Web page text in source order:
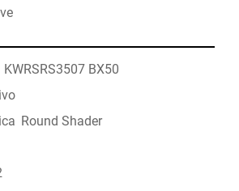
KWRSRS3507 BX50
Round Shader